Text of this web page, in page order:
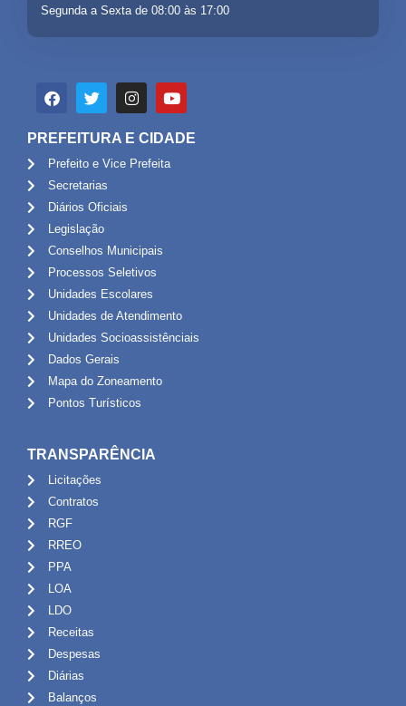
Segunda a Sexta de 08:00 às 17:00
PREFEITURA E CIDADE
Prefeito e Vice Prefeita
Secretarias
Diários Oficiais
Legislação
Conselhos Municipais
Processos Seletivos
Unidades Escolares
Unidades de Atendimento
Unidades Socioassistênciais
Dados Gerais
Mapa do Zoneamento
Pontos Turísticos
TRANSPARÊNCIA
Licitações
Contratos
RGF
RREO
PPA
LOA
LDO
Receitas
Despesas
Diárias
Balanços